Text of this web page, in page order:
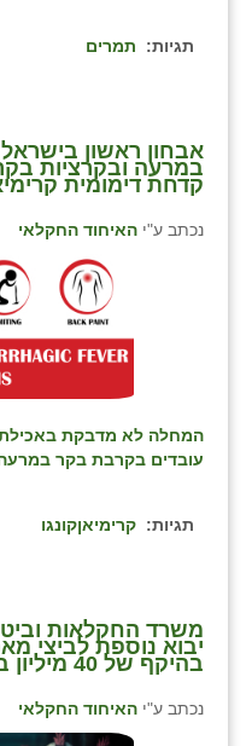
תגיות: תמרים
אבחון ראשון
במרעה ובקרציות
קדחת דימומית
נכתב ע"י האיחוד החקלאי
המחלה לא מדבקת
עובדים בקרבת בקר
תגיות: קרימיאןקונגו
משרד החקלאות
יבוא נוספת לביצי
בהיקף של 40 מיליון ביצים עד סוף נובמבר
נכתב ע"י האיחוד החקלאי